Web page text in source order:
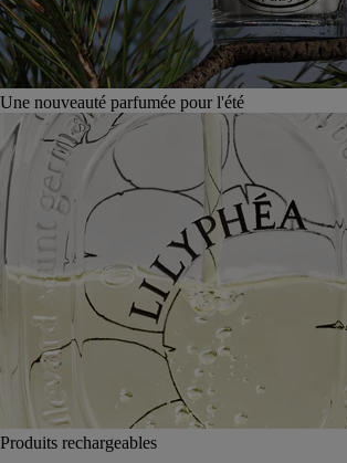
Une nouveauté parfumée pour l'été
Produits rechargeables